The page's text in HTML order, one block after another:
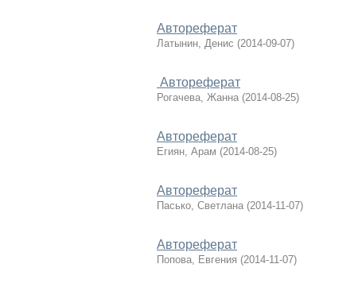
Автореферат
Латынин, Денис (2014-09-07)
Автореферат
Рогачева, Жанна (2014-08-25)
Автореферат
Егиян, Арам (2014-08-25)
Автореферат
Пасько, Светлана (2014-11-07)
Автореферат
Попова, Евгения (2014-11-07)